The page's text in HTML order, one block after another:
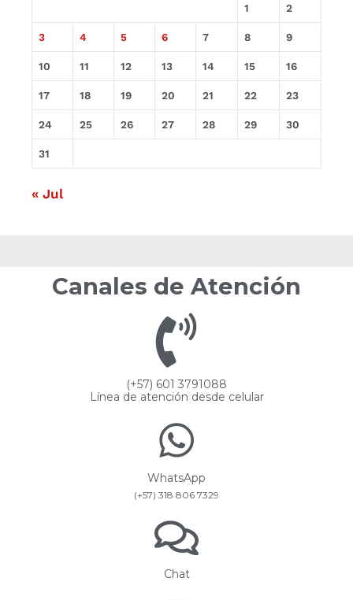
1 2
3 4 5 6 7 8 9
10 11 12 13 14 15 16
17 18 19 20 21 22 23
24 25 26 27 28 29 30
31
« Jul
Canales de Atención
(+57) 601 3791088
Línea de atención desde celular
WhatsApp
(+57) 318 806 7329
Chat